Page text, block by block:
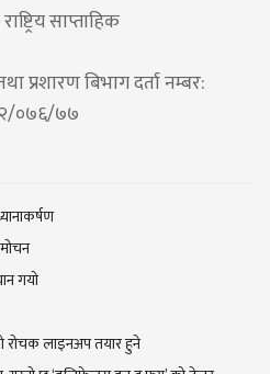
साप्ताहिक
प्रशारण बिभाग दर्ता नम्बर:
०७६/७७
गयाे
रोचक लाइनअप तयार हुने